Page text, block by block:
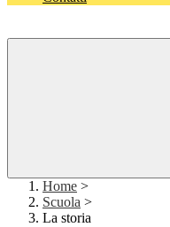
Home >
Scuola >
La storia